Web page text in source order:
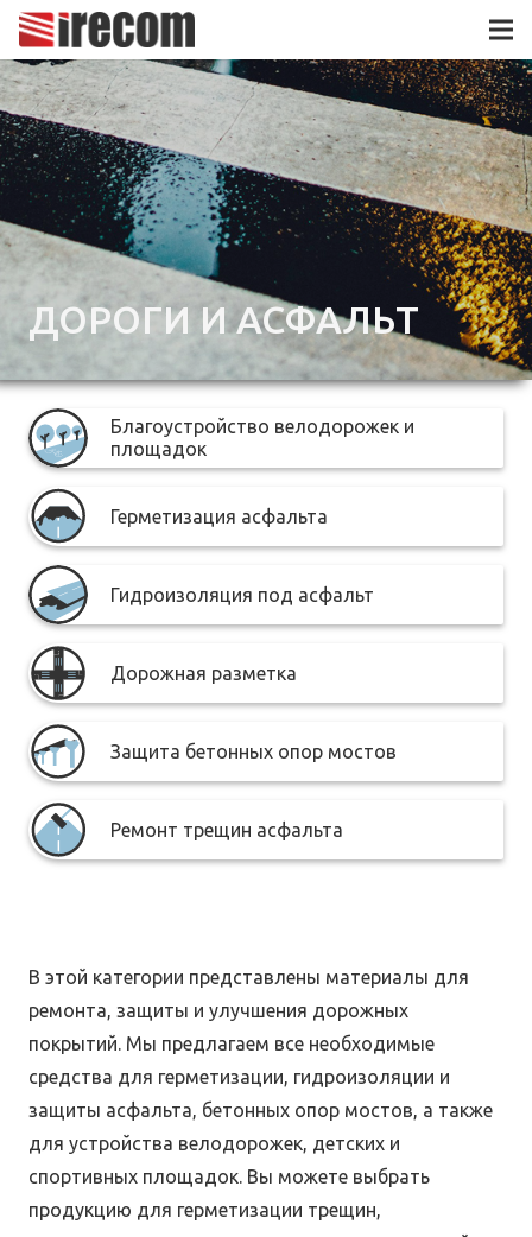
ДОРОГИ И АСФАЛЬТ
Благоустройство велодорожек и
площадок
Герметизация асфальта
Гидроизоляция под асфальт
Дорожная разметка
Защита бетонных опор мостов
Ремонт трещин асфальта
В этой категории представлены материалы для
ремонта, защиты и улучшения дорожных
покрытий. Мы предлагаем все необходимые
средства для герметизации, гидроизоляции и
защиты асфальта, бетонных опор мостов, а также
для устройства велодорожек, детских и
спортивных площадок. Вы можете выбрать
продукцию для герметизации трещин,